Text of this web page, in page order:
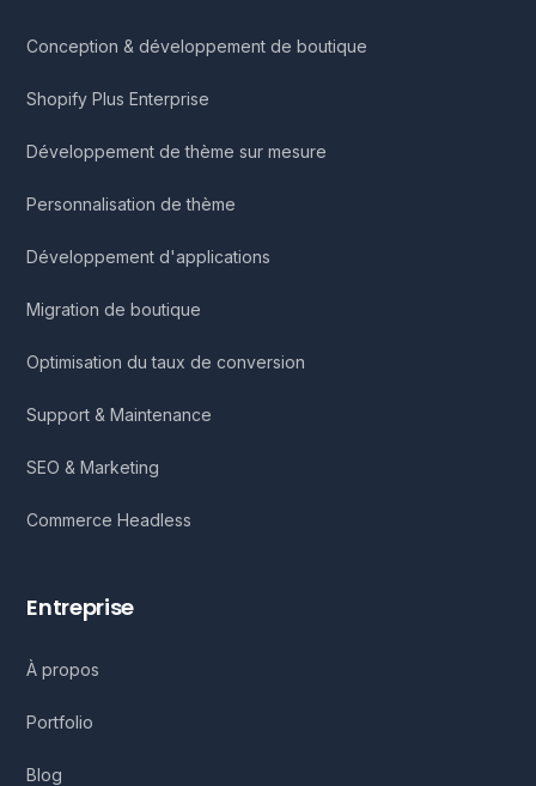
Conception & développement de boutique
Shopify Plus Enterprise
Développement de thème sur mesure
Personnalisation de thème
Développement d'applications
Migration de boutique
Optimisation du taux de conversion
Support & Maintenance
SEO & Marketing
Commerce Headless
Entreprise
À propos
Portfolio
Blog